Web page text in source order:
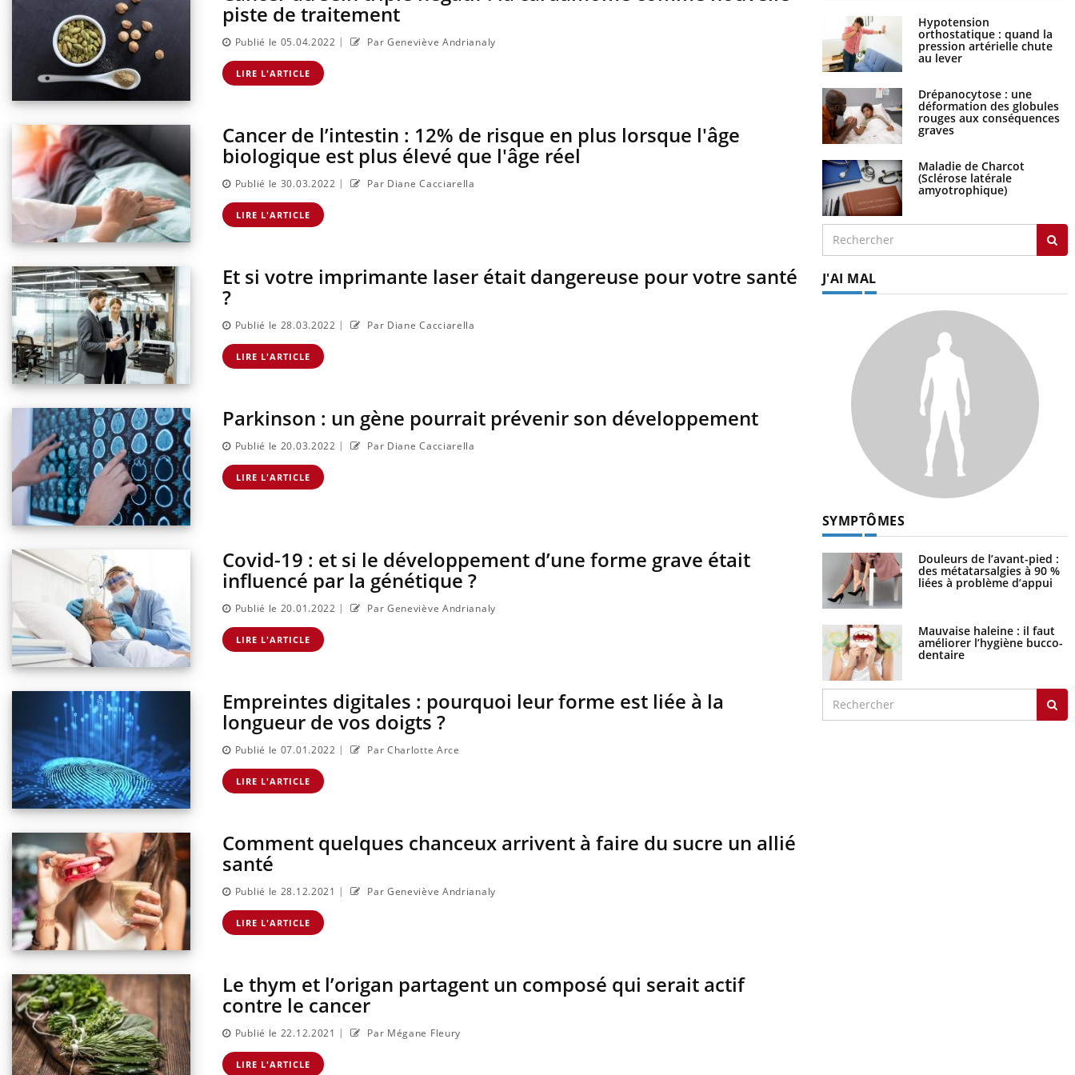
piste de traitement
Publié le 05.04.2022 | Par Geneviève Andrianaly
LIRE L'ARTICLE
Cancer de l’intestin : 12% de risque en plus lorsque l'âge
biologique est plus élevé que l'âge réel
Publié le 30.03.2022 | Par Diane Cacciarella
LIRE L'ARTICLE
Et si votre imprimante laser était dangereuse pour votre santé
?
Publié le 28.03.2022 | Par Diane Cacciarella
LIRE L'ARTICLE
Parkinson : un gène pourrait prévenir son développement
Publié le 20.03.2022 | Par Diane Cacciarella
LIRE L'ARTICLE
Covid-19 : et si le développement d’une forme grave était
influencé par la génétique ?
Publié le 20.01.2022 | Par Geneviève Andrianaly
LIRE L'ARTICLE
Empreintes digitales : pourquoi leur forme est liée à la
longueur de vos doigts ?
Publié le 07.01.2022 | Par Charlotte Arce
LIRE L'ARTICLE
Comment quelques chanceux arrivent à faire du sucre un allié
santé
Publié le 28.12.2021 | Par Geneviève Andrianaly
LIRE L'ARTICLE
Le thym et l’origan partagent un composé qui serait actif
contre le cancer
Publié le 22.12.2021 | Par Mégane Fleury
LIRE L'ARTICLE
Hypotension
orthostatique : quand la
pression artérielle chute
au lever
Drépanocytose : une
déformation des globules
rouges aux conséquences
graves
Maladie de Charcot
(Sclérose latérale
amyotrophique)
J'AI MAL
SYMPTÔMES
Douleurs de l’avant-pied :
des métatarsalgies à 90 %
liées à problème d’appui
Mauvaise haleine : il faut
améliorer l’hygiène bucco-
dentaire